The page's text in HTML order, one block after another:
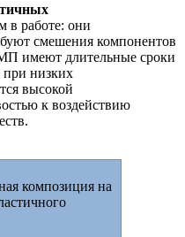
в работе: они
смешения компонентов
имеют длительные сроки
при низких
высокой
к воздействию
композиция на